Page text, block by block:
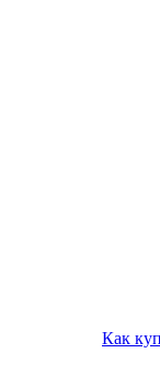
Как